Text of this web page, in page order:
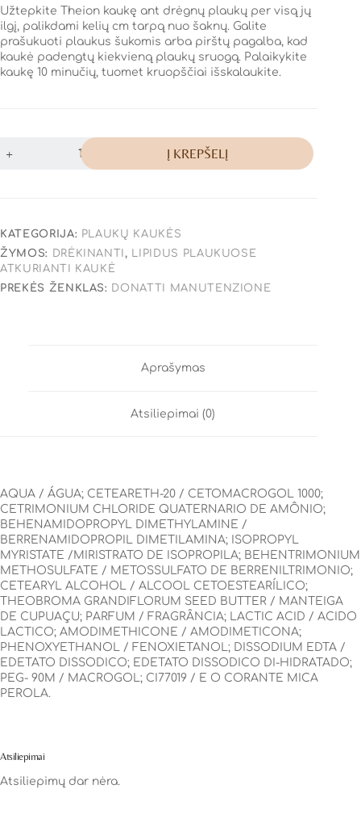
Užtepkite Theion kaukę ant drėgnų plaukų per visą jų
ilgį, palikdami kelių cm tarpą nuo šaknų. Galite
prašukuoti plaukus šukomis arba pirštų pagalba, kad
kaukė padengtų kiekvieną plaukų sruogą. Palaikykite
kaukę 10 minučių, tuomet kruopščiai išskalaukite.
Į KREPŠELĮ
KATEGORIJA: PLAUKŲ KAUKĖS
ŽYMOS:
DRĖKINANTI, LIPIDUS PLAUKUOSE
ATKURIANTI KAUKĖ
PREKĖS ŽENKLAS: DONATTI MANUTENZIONE
Aprašymas
Atsiliepimai (0)
AQUA / ÁGUA; CETEARETH-20 / CETOMACROGOL 1000;
CETRIMONIUM CHLORIDE QUATERNARIO DE AMÔNIO;
BEHENAMIDOPROPYL DIMETHYLAMINE /
BERRENAMIDOPROPIL DIMETILAMINA; ISOPROPYL
MYRISTATE /MIRISTRATO DE ISOPROPILA; BEHENTRIMONIUM
METHOSULFATE / METOSSULFATO DE BERRENILTRIMONIO;
CETEARYL ALCOHOL / ALCOOL CETOESTEARÍLICO;
THEOBROMA GRANDIFLORUM SEED BUTTER / MANTEIGA
DE CUPUAÇU; PARFUM / FRAGRÂNCIA; LACTIC ACID / ACIDO
LACTICO; AMODIMETHICONE / AMODIMETICONA;
PHENOXYETHANOL / FENOXIETANOL; DISSODIUM EDTA /
EDETATO DISSODICO; EDETATO DISSODICO DI-HIDRATADO;
PEG- 90M / MACROGOL; CI77019 / E O CORANTE MICA
PEROLA.
Atsiliepimai
Atsiliepimų dar nėra.